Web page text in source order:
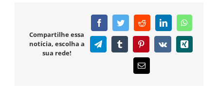
Compartilhe essa
notícia, escolha a
sua rede!
FacebookTwitterRedditLinkedIn
TelegramTumblr PinterestVk Xing
E-
mail